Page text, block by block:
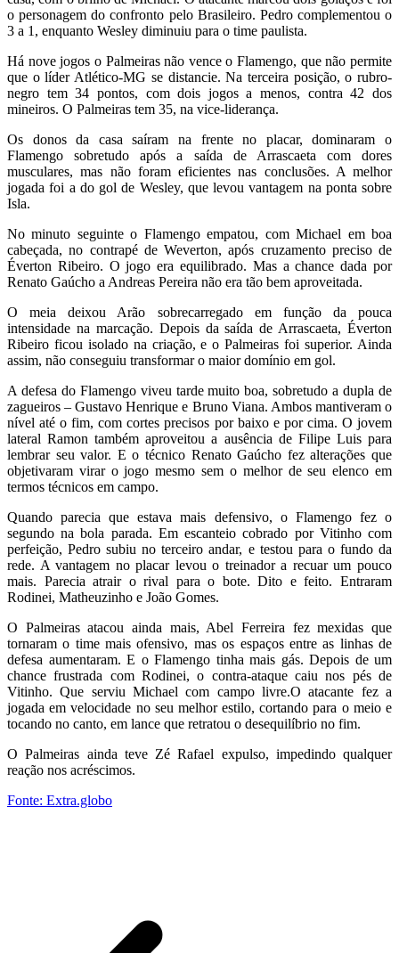
o personagem do confronto pelo Brasileiro. Pedro complementou o
3 a 1, enquanto Wesley diminuiu para o time paulista.
Há nove jogos o Palmeiras não vence o Flamengo, que não permite
que o líder Atlético-MG se distancie. Na terceira posição, o rubro-
negro tem 34 pontos, com dois jogos a menos, contra 42 dos
mineiros. O Palmeiras tem 35, na vice-liderança.
Os donos da casa saíram na frente no placar, dominaram o
Flamengo sobretudo após a saída de Arrascaeta com dores
musculares, mas não foram eficientes nas conclusões. A melhor
jogada foi a do gol de Wesley, que levou vantagem na ponta sobre
Isla.
No minuto seguinte o Flamengo empatou, com Michael em boa
cabeçada, no contrapé de Weverton, após cruzamento preciso de
Éverton Ribeiro. O jogo era equilibrado. Mas a chance dada por
Renato Gaúcho a Andreas Pereira não era tão bem aproveitada.
O meia deixou Arão sobrecarregado em função da pouca
intensidade na marcação. Depois da saída de Arrascaeta, Éverton
Ribeiro ficou isolado na criação, e o Palmeiras foi superior. Ainda
assim, não conseguiu transformar o maior domínio em gol.
A defesa do Flamengo viveu tarde muito boa, sobretudo a dupla de
zagueiros – Gustavo Henrique e Bruno Viana. Ambos mantiveram o
nível até o fim, com cortes precisos por baixo e por cima. O jovem
lateral Ramon também aproveitou a ausência de Filipe Luis para
lembrar seu valor. E o técnico Renato Gaúcho fez alterações que
objetivaram virar o jogo mesmo sem o melhor de seu elenco em
termos técnicos em campo.
Quando parecia que estava mais defensivo, o Flamengo fez o
segundo na bola parada. Em escanteio cobrado por Vitinho com
perfeição, Pedro subiu no terceiro andar, e testou para o fundo da
rede. A vantagem no placar levou o treinador a recuar um pouco
mais. Parecia atrair o rival para o bote. Dito e feito. Entraram
Rodinei, Matheuzinho e João Gomes.
O Palmeiras atacou ainda mais, Abel Ferreira fez mexidas que
tornaram o time mais ofensivo, mas os espaços entre as linhas de
defesa aumentaram. E o Flamengo tinha mais gás. Depois de um
chance frustrada com Rodinei, o contra-ataque caiu nos pés de
Vitinho. Que serviu Michael com campo livre.O atacante fez a
jogada em velocidade no seu melhor estilo, cortando para o meio e
tocando no canto, em lance que retratou o desequilíbrio no fim.
O Palmeiras ainda teve Zé Rafael expulso, impedindo qualquer
reação nos acréscimos.
Fonte: Extra.globo